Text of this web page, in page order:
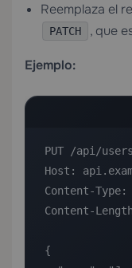
Reemplaza el
PATCH , que
Ejemplo:
PUT /api/
Host:
Content-
Content-
{